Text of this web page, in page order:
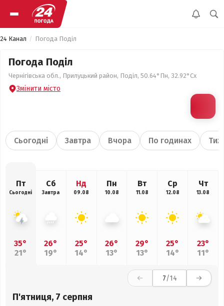
24 Канал Погода Поділ
Погода Поділ
Чернігівська обл., Прилуцький район, Поділ, 50.64°Пн, 32.92°Сх
Змінити місто
Сьогодні Завтра Вчора По годинах
Пт
Сьогодні
35°
21°
Сб
Завтра
26°
19°
Нд
09.08
25°
14°
Пн
10.08
26°
13°
Вт
11.08
29°
13°
Ср
12.08
25°
14°
Чт
13.08
23°
11°
7/14
П'ятниця, 7 серпня